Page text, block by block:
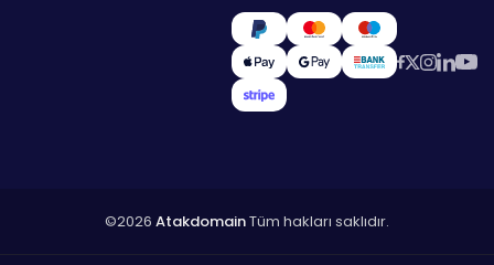
©2026 AtakdomainTüm hakları saklıdır.